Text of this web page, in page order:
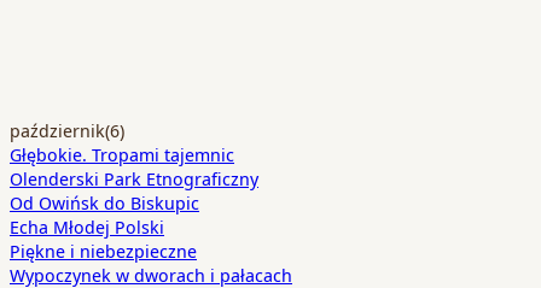
październik(6)
Głębokie. Tropami tajemnic
Olenderski Park Etnograficzny
Od Owińsk do Biskupic
Echa Młodej Polski
Piękne i niebezpieczne
Wypoczynek w dworach i pałacach